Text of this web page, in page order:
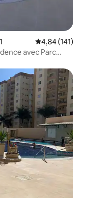
Évaluation
4,84 (141)
avec Parc